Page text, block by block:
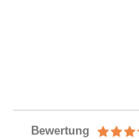
Bewertung